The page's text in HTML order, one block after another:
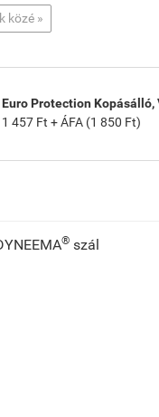
közé »
Euro Protection
1 457 Ft + ÁFA (1 850 Ft)
® szál